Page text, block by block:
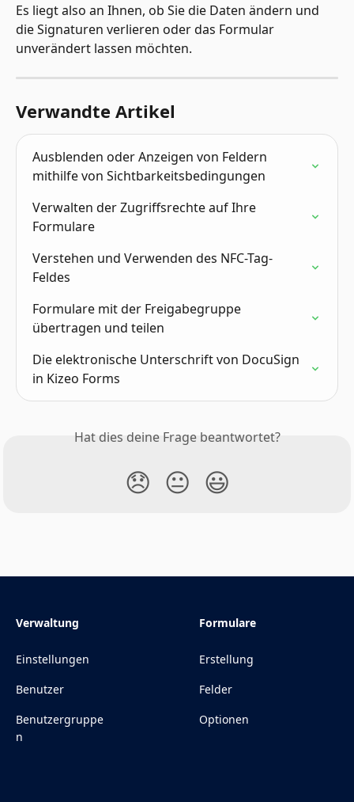
Es liegt also an Ihnen, ob Sie die Daten ändern und
die Signaturen verlieren oder das Formular
unverändert lassen möchten.
Verwandte Artikel
Ausblenden oder Anzeigen von Feldern
mithilfe von Sichtbarkeitsbedingungen
Verwalten der Zugriffsrechte auf Ihre
Formulare
Verstehen und Verwenden des NFC-Tag-
Feldes
Formulare mit der Freigabegruppe
übertragen und teilen
Die elektronische Unterschrift von DocuSign
in Kizeo Forms
Hat dies deine Frage beantwortet?
😞 😐 😃
Verwaltung
Einstellungen
Benutzer
Benutzergruppe
n
Formulare
Erstellung
Felder
Optionen